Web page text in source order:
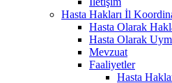
Hasta Hakları İl
Hasta Olarak
Hasta Olarak
Mevzuat
Faaliyetler
Hasta